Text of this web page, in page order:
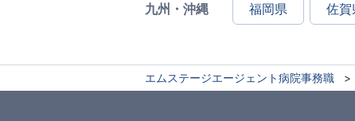
九州・沖縄 福岡県 佐賀
エムステージエージェント病院事務職